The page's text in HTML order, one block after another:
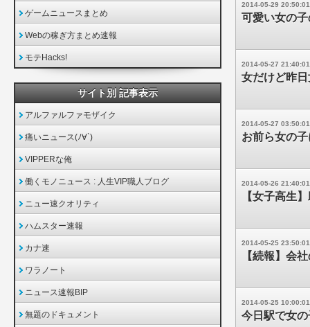
2014-05-29 20:50:01
可愛い女の
2014-05-27 21:40:01
女だけど昨
2014-05-27 03:50:01
お前ら女の
2014-05-26 21:40:01
【女子高生
2014-05-25 23:50:01
【続報】会
2014-05-25 10:00:01
今日駅で女
ゲームニュースまとめ
Webの稼ぎ方まとめ速報
モテHacks!
サイト別 記事表示
アルファルファモザイク
痛いニュース(ﾉ∀`)
VIPPERな俺
働くモノニュース : 人生VIP職人ブログ
ニュー速クオリティ
ハムスター速報
カナ速
ワラノート
ニュース速報BIP
無題のドキュメント